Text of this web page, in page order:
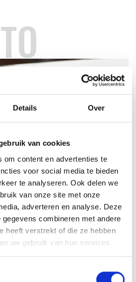
Details Over
van cookies
om content en advertenties te
voor social media te bieden
te analyseren. Ook delen we
van onze site met onze
adverteren en analyse. Deze
combineren met andere
heeft verstrekt of die ze hebben
uw gebruik van hun services.
HANDMATIG
AANSTEKEN